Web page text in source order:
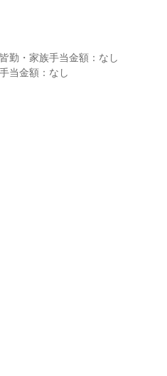
勤・家族手当金額：なし
当金額：なし